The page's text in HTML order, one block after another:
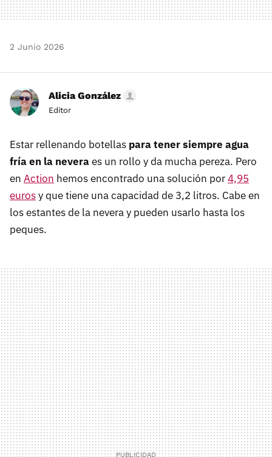
2 Junio 2026
Alicia González
Editor
Estar rellenando botellas para tener siempre agua
fría en la neveraes un rollo y da mucha pereza. Pero
en Action hemos encontrado una solución por4,95
eurosy que tiene una capacidad de 3,2 litros. Cabe en
los estantes de la nevera y pueden usarlo hasta los
peques.